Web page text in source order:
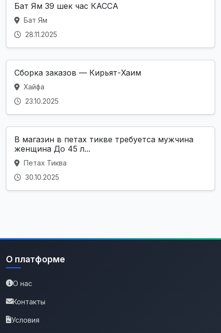
Бат Ям 39 шек час КАССА
Бат Ям
28.11.2025
Сборка заказов — Кирьят-Хаим
Хайфа
23.10.2025
В магазин в петах тикве требуетса мужчина
женщина До 45 л...
Петах Тиква
30.10.2025
О платформе
О нас
Контакты
Условия